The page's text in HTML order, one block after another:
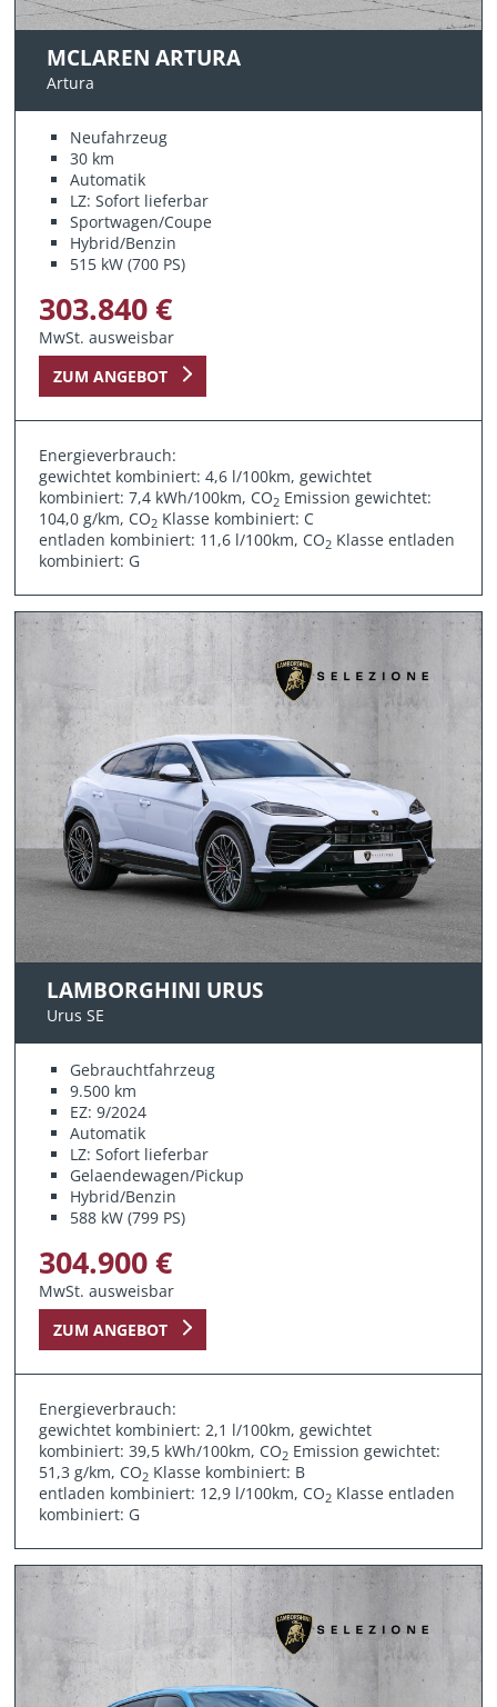
MCLAREN ARTURA
Artura
Neufahrzeug
30 km
Automatik
LZ: Sofort lieferbar
Sportwagen/Coupe
Hybrid/Benzin
515 kW (700 PS)
303.840 €
MwSt. ausweisbar
ZUM ANGEBOT
Energieverbrauch:
gewichtet kombiniert: 4,6 l/100km, gewichtet
kombiniert: 7,4 kWh/100km, CO2 Emission gewichtet:
104,0 g/km, CO2 Klasse kombiniert: C
entladen kombiniert: 11,6 l/100km, CO2 Klasse entladen
kombiniert: G
LAMBORGHINI URUS
Urus SE
Gebrauchtfahrzeug
9.500 km
EZ: 9/2024
Automatik
LZ: Sofort lieferbar
Gelaendewagen/Pickup
Hybrid/Benzin
588 kW (799 PS)
304.900 €
MwSt. ausweisbar
ZUM ANGEBOT
Energieverbrauch:
gewichtet kombiniert: 2,1 l/100km, gewichtet
kombiniert: 39,5 kWh/100km, CO2 Emission gewichtet:
51,3 g/km, CO2 Klasse kombiniert: B
entladen kombiniert: 12,9 l/100km, CO2 Klasse entladen
kombiniert: G